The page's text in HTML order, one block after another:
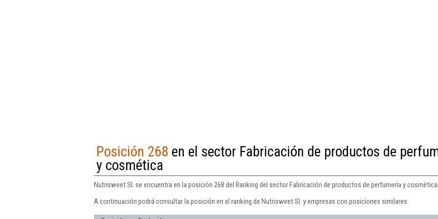
Posición 268 en el sector Fabricación de productos de
y cosmética
Nutrisweet Sl. se encuentra en la posición 268 del Ranking del sector Fabricación de productos de perfumería y cosmética.
A continuación podrá consultar la posición en el ranking de Nutrisweet Sl. y empresas con posiciones similares: